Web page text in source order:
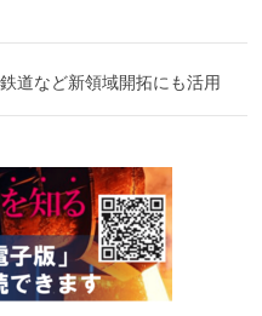
道など新領域開拓にも活用